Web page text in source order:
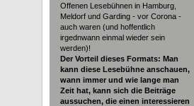
Offenen Lesebühnen in Hamburg,
Meldorf und Garding - vor Corona -
auch waren (und hoffentlich
irgednwann einmal wieder sein
werden)!
Der Vorteil dieses Formats: Man
kann diese Lesebühne anschauen,
wann immer und wie lange man
Zeit hat, kann sich die Beiträge
aussuchen, die einen interessieren